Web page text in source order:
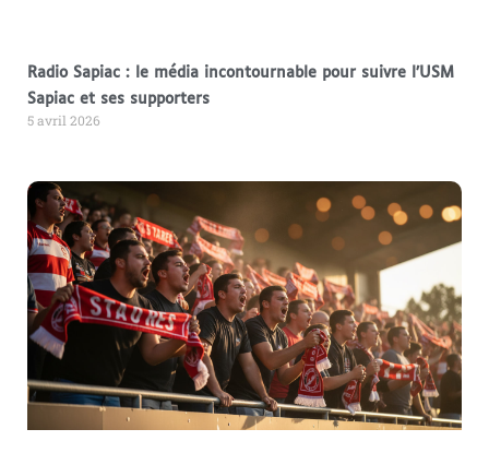
Radio Sapiac : le média incontournable pour suivre l’USM
Sapiac et ses supporters
5 avril 2026